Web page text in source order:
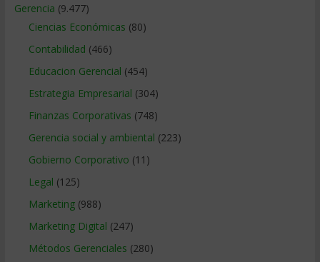
Gerencia (9.477)
Ciencias Económicas (80)
Contabilidad (466)
Educacion Gerencial (454)
Estrategia Empresarial (304)
Finanzas Corporativas (748)
Gerencia social y ambiental (223)
Gobierno Corporativo (11)
Legal (125)
Marketing(988)
Marketing Digital (247)
Métodos Gerenciales (280)